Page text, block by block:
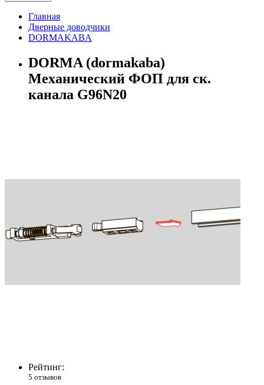
Главная
Дверные доводчики
DORMAKABA
DORMA (dormakaba)
Механический ФОП для ск.
канала G96N20
Рейтинг:
5 отзывов